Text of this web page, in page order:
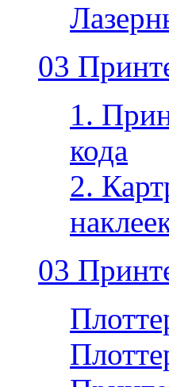
03
1.
кода
2.
03